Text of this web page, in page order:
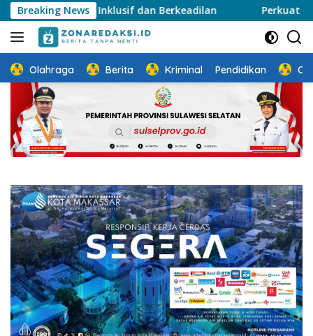
Langsung
ke
konten
Breaking News
Inklusif dan Berkeadilan Perkuat Ketahanan
Olahraga Berita Kriminal Pendidikan